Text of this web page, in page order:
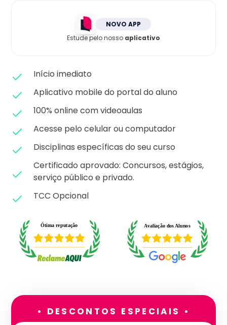
NOVO APP
Estude pelo nosso aplicativo
Início imediato
Aplicativo mobile do portal do aluno
100% online com videoaulas
Acesse pelo celular ou computador
Disciplinas específicas do seu curso
Certificado aprovado: Concursos, estágios,
serviço público e privado.
TCC Opcional
• DESCONTOS ESPECIAIS •